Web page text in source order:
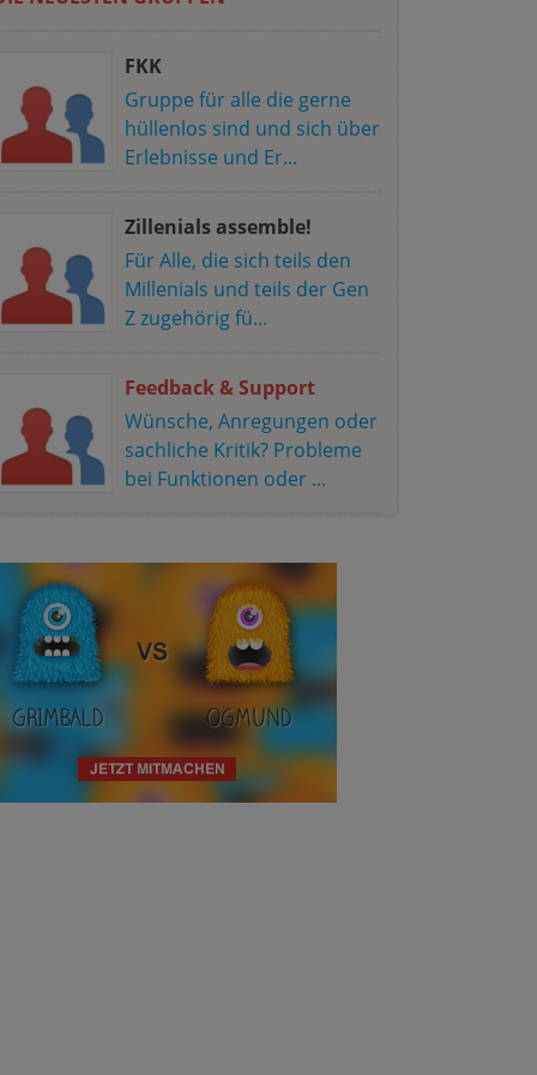
FKK
Gruppe für alle die gerne
hüllenlos sind und sich über
Erlebnisse und Er...
Zillenials assemble!
Für Alle, die sich teils den
Millenials und teils der Gen
Z zugehörig fü...
Feedback & Support
Wünsche, Anregungen oder
sachliche Kritik? Probleme
bei Funktionen oder ...